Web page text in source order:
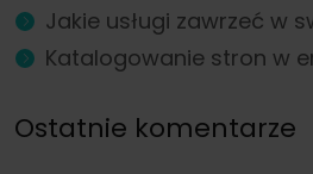
Jakie usługi zawrzeć w
Katalogowanie stron w
Ostatnie komentarze